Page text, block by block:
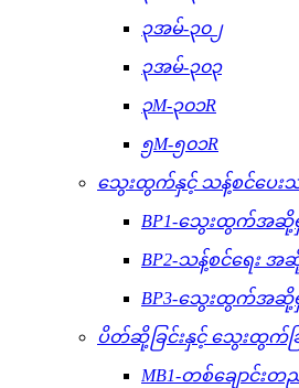
၃အမ်-၃၀၂
၃အမ်-၃၀၃
၃M-၃၀၁R
၅M-၅၀၁R
သွေးထွက်နှင့် သန့်စင်ပေး
BP1-သွေးထွက်အဆို့ရှ
BP2-သန့်စင်ရေး အ
BP3-သွေးထွက်အဆို့ရှ
ပိတ်ဆို့ခြင်းနှင့် သွေးထွက်ခ
MB1-တစ်ချောင်